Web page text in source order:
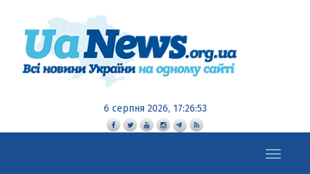
6 серпня 2026, 17:26:54
Toggle
navigation